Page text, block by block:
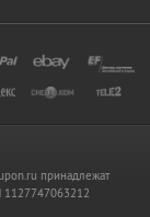
принадлежат
1127747063212